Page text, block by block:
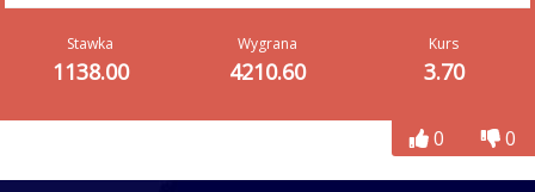
Stawka
1138.00
Wygrana
4210.60
Kurs
3.70
0 0